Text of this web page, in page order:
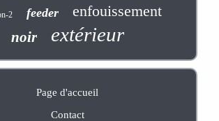
2 feeder enfouissement
noir extérieur
Page d'accueil
Contact